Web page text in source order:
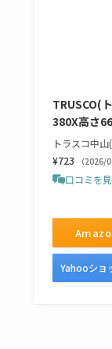
TRUSCO(
380X高さ
トラスコ中
¥723
（2026/
口コミを
Yahooショ